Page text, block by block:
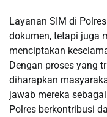
Layanan SIM di
dokumen, tetapi juga
menciptakan
Dengan proses yang
diharapkan
jawab mereka
Polres berkontribusi